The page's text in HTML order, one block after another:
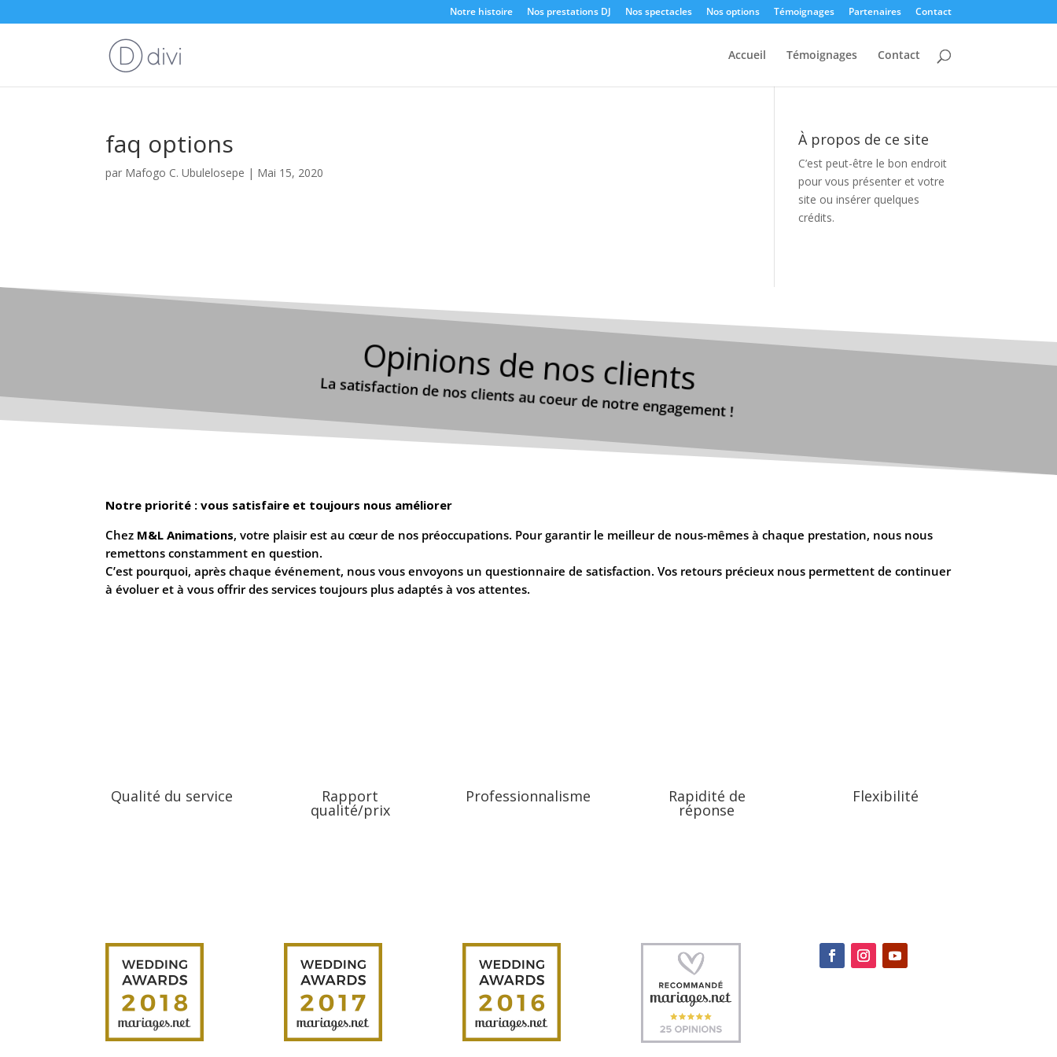
Notre histoire Nos prestations DJ Nos spectacles Nos options Témoignages Partenaires Contact
Accueil Témoignages Contact
faq options
par Mafogo C. Ubulelosepe | Mai 15, 2020
À propos de ce site
C’est peut-être le bon endroit
pour vous présenter et votre
site ou insérer quelques
crédits.
Opinions de nos clients
La satisfaction de nos clients au coeur de notre engagement !
Notre priorité : vous satisfaire et toujours nous améliorer
Chez M&L Animations, votre plaisir est au cœur de nos préoccupations. Pour garantir le meilleur de nous-mêmes à chaque prestation, nous nous
remettons constamment en question.
C’est pourquoi, après chaque événement, nous vous envoyons un questionnaire de satisfaction. Vos retours précieux nous permettent de continuer
à évoluer et à vous offrir des services toujours plus adaptés à vos attentes.
Qualité du service Rapport
qualité/prix
Professionnalisme Rapidité de
réponse
Flexibilité